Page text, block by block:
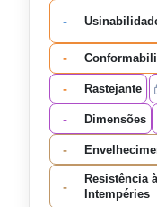
-
-
- Rastejante
- Dimensões
-
-
Resistência
Intempéries